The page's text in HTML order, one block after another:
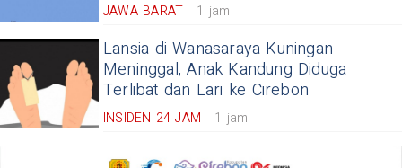
JAWA BARAT 1 jam
Lansia di Wanasaraya Kuningan
Meninggal, Anak Kandung Diduga
Terlibat dan Lari ke Cirebon
INSIDEN 24 JAM 1 jam